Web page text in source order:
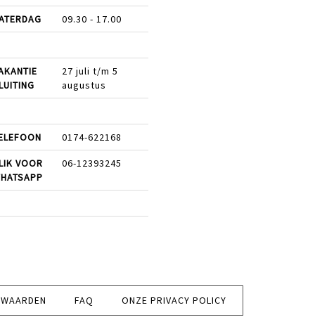
09.30 - 17.00
27 juli t/m 5
augustus
0174-622168
VOOR
06-12393245
FAQ ONZE PRIVACY POLICY